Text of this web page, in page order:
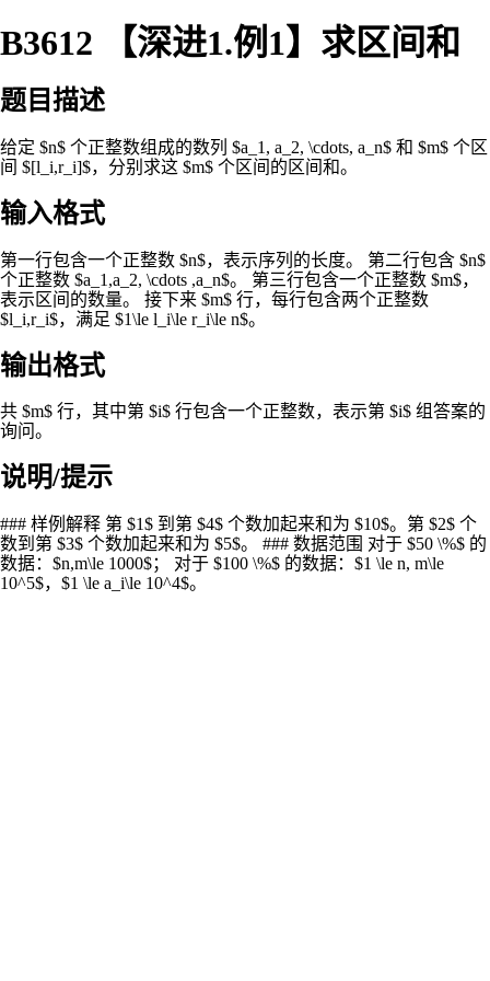
B3612 【深进1.例1】求区间和
题目描述
给定 $n$ 个正整数组成的数列 $a_1, a_2, \cdots, a_n$ 和 $m$ 个区
间 $[l_i,r_i]$，分别求这 $m$ 个区间的区间和。
输入格式
第一行包含一个正整数 $n$，表示序列的长度。 第二行包含 $n$
个正整数 $a_1,a_2, \cdots ,a_n$。 第三行包含一个正整数 $m$，
表示区间的数量。 接下来 $m$ 行，每行包含两个正整数
$l_i,r_i$，满足 $1\le l_i\le r_i\le n$。
输出格式
共 $m$ 行，其中第 $i$ 行包含一个正整数，表示第 $i$ 组答案的
询问。
说明/提示
### 样例解释 第 $1$ 到第 $4$ 个数加起来和为 $10$。第 $2$ 个
数到第 $3$ 个数加起来和为 $5$。 ### 数据范围 对于 $50 \%$ 的
数据：$n,m\le 1000$； 对于 $100 \%$ 的数据：$1 \le n, m\le
10^5$，$1 \le a_i\le 10^4$。